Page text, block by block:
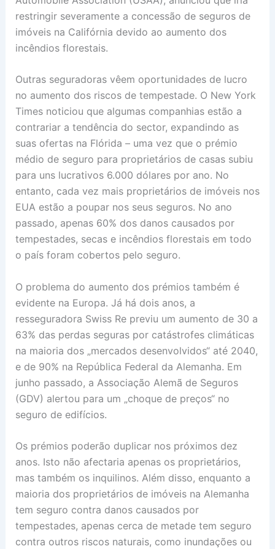
restringir severamente a concessão de seguros de
imóveis na Califórnia devido ao aumento dos
incêndios florestais.
Outras seguradoras vêem oportunidades de lucro
no aumento dos riscos de tempestade. O New York
Times noticiou que algumas companhias estão a
contrariar a tendência do sector, expandindo as
suas ofertas na Flórida – uma vez que o prémio
médio de seguro para proprietários de casas subiu
para uns lucrativos 6.000 dólares por ano. No
entanto, cada vez mais proprietários de imóveis nos
EUA estão a poupar nos seus seguros. No ano
passado, apenas 60% dos danos causados por
tempestades, secas e incêndios florestais em todo
o país foram cobertos pelo seguro.
O problema do aumento dos prémios também é
evidente na Europa. Já há dois anos, a
resseguradora Swiss Re previu um aumento de 30 a
63% das perdas seguras por catástrofes climáticas
na maioria dos „mercados desenvolvidos“ até 2040,
e de 90% na República Federal da Alemanha. Em
junho passado, a Associação Alemã de Seguros
(GDV) alertou para um „choque de preços“ no
seguro de edifícios.
Os prémios poderão duplicar nos próximos dez
anos. Isto não afectaria apenas os proprietários,
mas também os inquilinos. Além disso, enquanto a
maioria dos proprietários de imóveis na Alemanha
tem seguro contra danos causados por
tempestades, apenas cerca de metade tem seguro
contra outros riscos naturais, como inundações ou